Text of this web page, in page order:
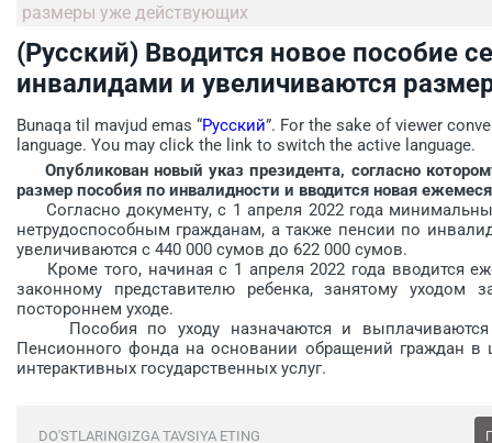
размеры уже действующих
(Русский) Вводится новое пособие
инвалидами и увеличиваются
Bunaqa til mavjud emas “Русский”. For the sake of viewer
language. You may click the link to switch the active language.
Опубликован новый указ президента, согласно
размер пособия по инвалидности и вводится новая
Согласно документу, с 1 апреля 2022 года
нетрудоспособным гражданам, а также пенсии по
увеличиваются с 440 000 сумов до 622 000 сумов.
Кроме того, начиная с 1 апреля 2022 года вводится
законному представителю ребенка, занятому
постороннем уходе.
Пособия по уходу назначаются и выплачиваются
Пенсионного фонда на основании обращений граждан в
интерактивных государственных услуг.
DO'STLARINGIZGA TAVSIYA ETING